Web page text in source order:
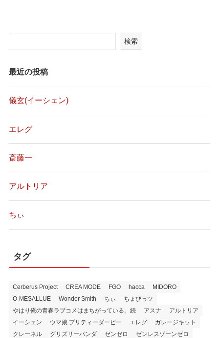
検索
最近の投稿
儀玄(イーシェン)
エレグ
斎藤一
アルトリア
ちぃ
タグ
Cerberus Project CREA MODE FGO hacca
MIDORO
O-MESALLUE
Wonder Smith ちぃ
ちょびっツ
やはり俺の青春ラブコメはまちがっている。続
アスナ
アルトリア
イーシェン
ウマ娘 プリティーダービー エレグ
ガレージキット
クレーネル
グリズリーパンダ ゼンゼロ
ゼンレスゾーンゼロ